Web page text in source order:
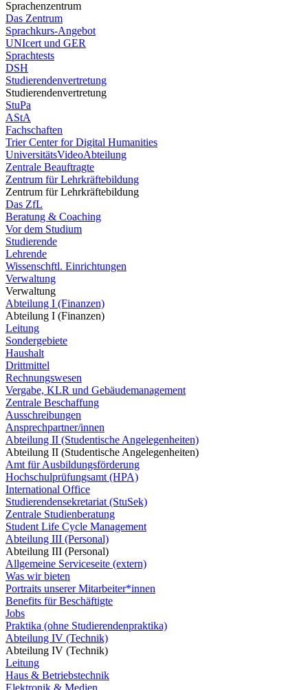
Sprachenzentrum
Das Zentrum
Sprachkurs-Angebot
UNIcert und GER
Sprachtests
DSH
Studierendenvertretung
Studierendenvertretung
StuPa
AStA
Fachschaften
Trier Center for Digital Humanities
UniversitätsVideoAbteilung
Zentrale Beauftragte
Zentrum für Lehrkräftebildung
Zentrum für Lehrkräftebildung
Das ZfL
Beratung & Coaching
Vor dem Studium
Studierende
Lehrende
Wissenschftl. Einrichtungen
Verwaltung
Verwaltung
Abteilung I (Finanzen)
Abteilung I (Finanzen)
Leitung
Sondergebiete
Haushalt
Drittmittel
Rechnungswesen
Vergabe, KLR und Gebäudemanagement
Zentrale Beschaffung
Ausschreibungen
Ansprechpartner/innen
Abteilung II (Studentische Angelegenheiten)
Abteilung II (Studentische Angelegenheiten)
Amt für Ausbildungsförderung
Hochschulprüfungsamt (HPA)
International Office
Studierendensekretariat (StuSek)
Zentrale Studienberatung
Student Life Cycle Management
Abteilung III (Personal)
Abteilung III (Personal)
Allgemeine Serviceseite (extern)
Was wir bieten
Portraits unserer Mitarbeiter*innen
Benefits für Beschäftigte
Jobs
Praktika (ohne Studierendenpraktika)
Abteilung IV (Technik)
Abteilung IV (Technik)
Leitung
Haus & Betriebstechnik
Elektronik & Medien